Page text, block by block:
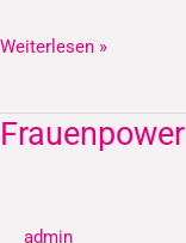
Weiterlesen »
Frauenpower
admin
Frauenpower